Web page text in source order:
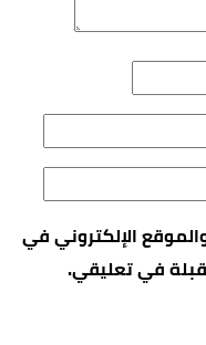
الإلكتروني في
في تعليقي.